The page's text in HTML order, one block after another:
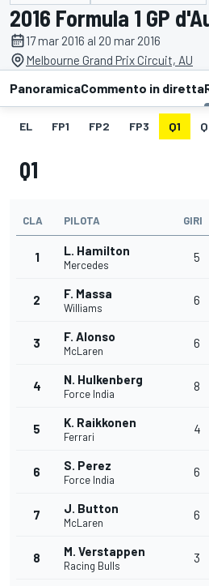
2016 Formula 1 GP
17 mar 2016 al 20 mar 2016
Melbourne Grand Prix Circuit, AU
PanoramicaCommento in diretta
EL FP1 FP2 FP3 Q1
Q1
CLA PILOTA GIRI
1 L. Hamilton
Mercedes
5
2 F. Massa
Williams
6
3 F. Alonso
McLaren
6
4 N. Hulkenberg
Force India
8
5 K. Raikkonen
Ferrari
4
6 S. Perez
Force India
6
7 J. Button
McLaren
6
8 M. Verstappen
Racing Bulls
3